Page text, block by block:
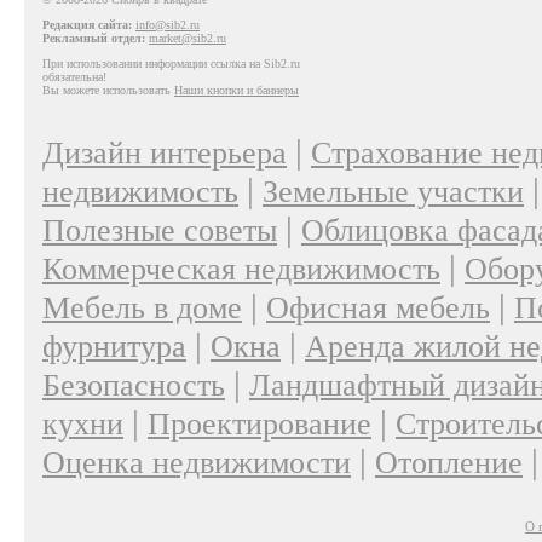
Редакция сайта: info@sib2.ru
Рекламный отдел: market@sib2.ru
При использовании информации ссылка на Sib2.ru
обязательна!
Вы можете использовать Наши кнопки и баннеры
Дизайн интерьера | Страхование
недвижимость | Земельные участки
Полезные советы | Облицовка
Коммерческая недвижимость |
Мебель в доме | Офисная мебель |
фурнитура | Окна | Аренда жилой
Безопасность | Ландшафтный
кухни | Проектирование |
Оценка недвижимости | Отопление
О